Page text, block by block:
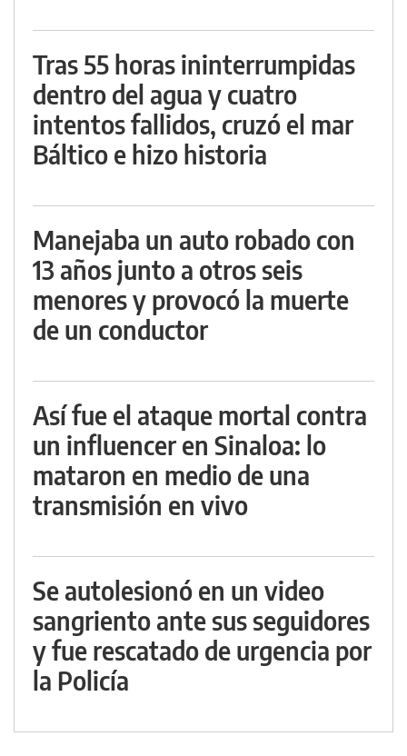
Tras 55 horas ininterrumpidas
dentro del agua y cuatro
intentos fallidos, cruzó el mar
Báltico e hizo historia
Manejaba un auto robado con
13 años junto a otros seis
menores y provocó la muerte
de un conductor
Así fue el ataque mortal contra
un influencer en Sinaloa: lo
mataron en medio de una
transmisión en vivo
Se autolesionó en un video
sangriento ante sus seguidores
y fue rescatado de urgencia por
la Policía